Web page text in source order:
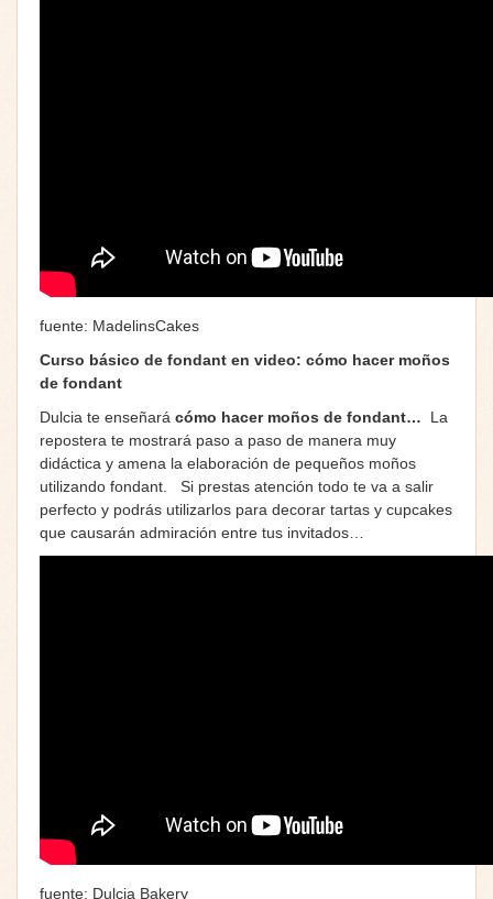
fuente: MadelinsCakes
Curso básico de fondant en video: cómo hacer moños
de fondant
Dulcia te enseñará cómo hacer moños de fondant… La
repostera te mostrará paso a paso de manera muy
didáctica y amena la elaboración de pequeños moños
utilizando fondant. Si prestas atención todo te va a salir
perfecto y podrás utilizarlos para decorar tartas y cupcakes
que causarán admiración entre tus invitados…
fuente: Dulcia Bakery